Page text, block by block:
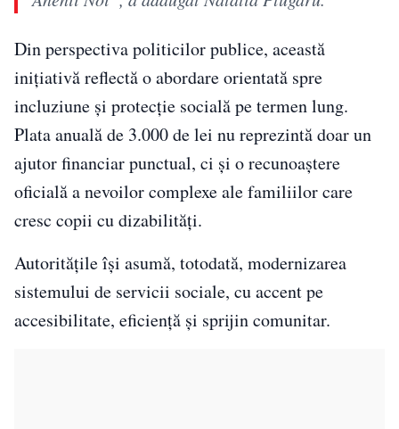
Din perspectiva politicilor publice, această
inițiativă reflectă o abordare orientată spre
incluziune și protecție socială pe termen lung.
Plata anuală de 3.000 de lei nu reprezintă doar un
ajutor financiar punctual, ci și o recunoaștere
oficială a nevoilor complexe ale familiilor care
cresc copii cu dizabilități.
Autoritățile își asumă, totodată, modernizarea
sistemului de servicii sociale, cu accent pe
accesibilitate, eficiență și sprijin comunitar.